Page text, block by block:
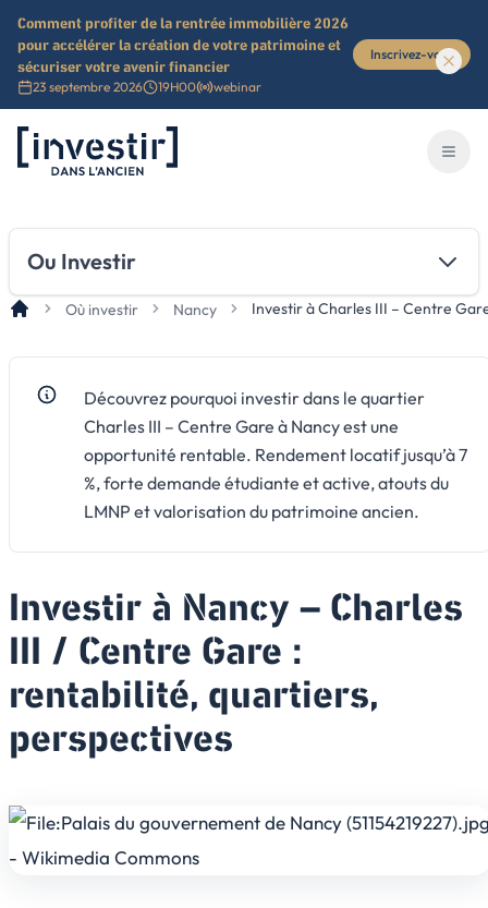
Comment profiter de la rentrée immobilière 2026
pour accélérer la création de votre patrimoine et
sécuriser votre avenir financier
23 septembre 2026 19H00 webinar
Inscrivez-vous
Investir dans l'ancien
Ou Investir
Où investir Nancy Investir à Charles III – Centre
Découvrez pourquoi investir dans le quartier
Charles III – Centre Gare à Nancy est une
opportunité rentable. Rendement locatif jusqu’à 7
%, forte demande étudiante et active, atouts du
LMNP et valorisation du patrimoine ancien.
Investir à Nancy – Charles
III / Centre Gare :
rentabilité, quartiers,
perspectives